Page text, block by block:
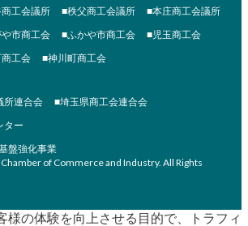
工会議所 ■秩父商工会議所
■本庄商工会議所
市商工会 ■ふかや市商工会
■児玉商工会
工会
■神川町商工会
所連合会
■埼玉県商工会連合会
ター
盤強化事業
of Commerce and Industry. All Rights
様の体験を向上させる目的で、トラフィ